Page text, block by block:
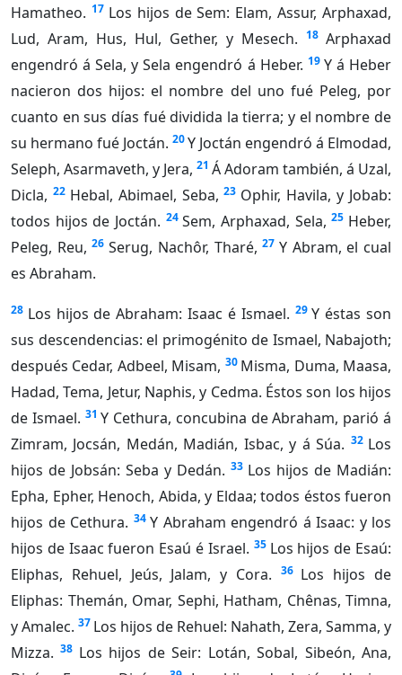
Hamatheo. 17 Los hijos de Sem: Elam, Assur, Arphaxad,
Lud, Aram, Hus, Hul, Gether, y Mesech. 18 Arphaxad
engendró á Sela, y Sela engendró á Heber. 19 Y á Heber
nacieron dos hijos: el nombre del uno fué Peleg, por
cuanto en sus días fué dividida la tierra; y el nombre de
su hermano fué Joctán. 20Y Joctán engendró á Elmodad,
Seleph, Asarmaveth, y Jera, 21 Á Adoram también, á Uzal,
Dicla, 22 Hebal, Abimael, Seba, 23 Ophir, Havila, y Jobab:
todos hijos de Joctán. 24 Sem, Arphaxad, Sela, 25 Heber,
Peleg, Reu, 26 Serug, Nachôr, Tharé, 27 Y Abram, el cual
es Abraham.
28 Los hijos de Abraham: Isaac é Ismael. 29 Y éstas son
sus descendencias: el primogénito de Ismael, Nabajoth;
después Cedar, Adbeel, Misam, 30 Misma, Duma, Maasa,
Hadad, Tema, Jetur, Naphis, y Cedma. Éstos son los hijos
de Ismael. 31 Y Cethura, concubina de Abraham, parió á
Zimram, Jocsán, Medán, Madián, Isbac, y á Súa. 32 Los
hijos de Jobsán: Seba y Dedán. 33 Los hijos de Madián:
Epha, Epher, Henoch, Abida, y Eldaa; todos éstos fueron
hijos de Cethura. 34 Y Abraham engendró á Isaac: y los
hijos de Isaac fueron Esaú é Israel. 35 Los hijos de Esaú:
Eliphas, Rehuel, Jeús, Jalam, y Cora.
36 Los hijos de
Eliphas: Themán, Omar, Sephi, Hatham, Chênas, Timna,
y Amalec. 37 Los hijos de Rehuel: Nahath, Zera, Samma, y
Mizza. 38 Los hijos de Seir: Lotán, Sobal, Sibeón, Ana,